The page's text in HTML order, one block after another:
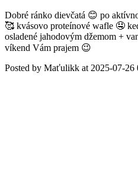
Dobré ránko dievčatá 😊 po
🥰 kvásovo proteínové wafle 🤤
osladené jahodovým džemom +
víkend Vám prajem 😉
Posted by Maťulikk at 2025-07-26